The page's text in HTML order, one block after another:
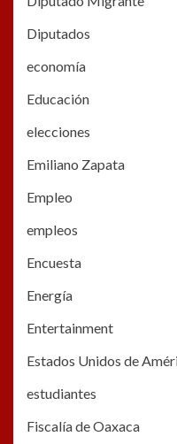
Diputados
economía
Educación
elecciones
Emiliano Zapata
Empleo
empleos
Encuesta
Energía
Entertainment
Estados Unidos de
estudiantes
Fiscalía de Oaxaca